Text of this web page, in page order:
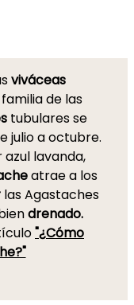
viváceas
de las
tubulares se
julio a octubre.
lavanda,
atrae a los
las Agastaches
drenado.
"¿Cómo